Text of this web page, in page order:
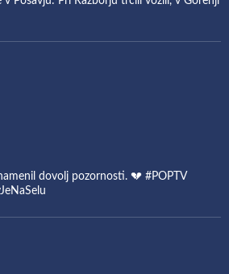
dovolj pozornosti. 💔 #POPTV